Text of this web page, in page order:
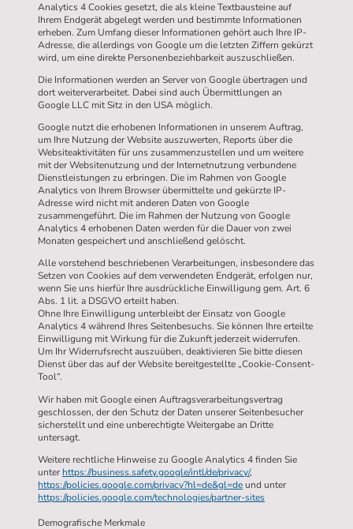
Analytics 4 Cookies gesetzt, die als kleine Textbausteine auf
Ihrem Endgerät abgelegt werden und bestimmte Informationen
erheben. Zum Umfang dieser Informationen gehört auch Ihre IP-
Adresse, die allerdings von Google um die letzten Ziffern gekürzt
wird, um eine direkte Personenbeziehbarkeit auszuschließen.
Die Informationen werden an Server von Google übertragen und
dort weiterverarbeitet. Dabei sind auch Übermittlungen an
Google LLC mit Sitz in den USA möglich.
Google nutzt die erhobenen Informationen in unserem Auftrag,
um Ihre Nutzung der Website auszuwerten, Reports über die
Websiteaktivitäten für uns zusammenzustellen und um weitere
mit der Websitenutzung und der Internetnutzung verbundene
Dienstleistungen zu erbringen. Die im Rahmen von Google
Analytics von Ihrem Browser übermittelte und gekürzte IP-
Adresse wird nicht mit anderen Daten von Google
zusammengeführt. Die im Rahmen der Nutzung von Google
Analytics 4 erhobenen Daten werden für die Dauer von zwei
Monaten gespeichert und anschließend gelöscht.
Alle vorstehend beschriebenen Verarbeitungen, insbesondere das
Setzen von Cookies auf dem verwendeten Endgerät, erfolgen nur,
wenn Sie uns hierfür Ihre ausdrückliche Einwilligung gem. Art. 6
Abs. 1 lit. a DSGVO erteilt haben.
Ohne Ihre Einwilligung unterbleibt der Einsatz von Google
Analytics 4 während Ihres Seitenbesuchs. Sie können Ihre erteilte
Einwilligung mit Wirkung für die Zukunft jederzeit widerrufen.
Um Ihr Widerrufsrecht auszuüben, deaktivieren Sie bitte diesen
Dienst über das auf der Website bereitgestellte „Cookie-Consent-
Tool“.
Wir haben mit Google einen Auftragsverarbeitungsvertrag
geschlossen, der den Schutz der Daten unserer Seitenbesucher
sicherstellt und eine unberechtigte Weitergabe an Dritte
untersagt.
Weitere rechtliche Hinweise zu Google Analytics 4 finden Sie
unter https://business.safety.google/intl/de/privacy/,
https://policies.google.com/privacy?hl=de&gl=de und unter
https://policies.google.com/technologies/partner-sites
Demografische Merkmale